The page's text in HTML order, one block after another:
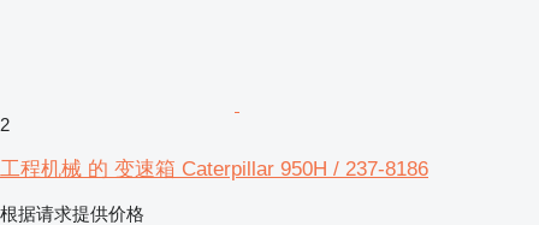
2
工程机械 的 变速箱 Caterpillar 950H / 237-8186
根据请求提供价格